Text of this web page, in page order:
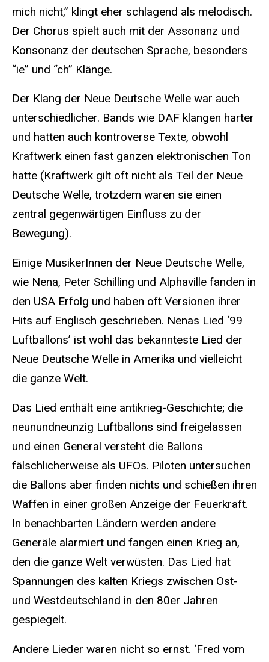
mich nicht,” klingt eher schlagend als melodisch.
Der Chorus spielt auch mit der Assonanz und
Konsonanz der deutschen Sprache, besonders
“ie” und “ch” Klänge.
Der Klang der Neue Deutsche Welle war auch
unterschiedlicher. Bands wie DAF klangen harter
und hatten auch kontroverse Texte, obwohl
Kraftwerk einen fast ganzen elektronischen Ton
hatte (Kraftwerk gilt oft nicht als Teil der Neue
Deutsche Welle, trotzdem waren sie einen
zentral gegenwärtigen Einfluss zu der
Bewegung).
Einige MusikerInnen der Neue Deutsche Welle,
wie Nena, Peter Schilling und Alphaville fanden in
den USA Erfolg und haben oft Versionen ihrer
Hits auf Englisch geschrieben. Nenas Lied ‘99
Luftballons’ ist wohl das bekannteste Lied der
Neue Deutsche Welle in Amerika und vielleicht
die ganze Welt.
Das Lied enthält eine antikrieg-Geschichte; die
neunundneunzig Luftballons sind freigelassen
und einen General versteht die Ballons
fälschlicherweise als UFOs. Piloten untersuchen
die Ballons aber finden nichts und schießen ihren
Waffen in einer großen Anzeige der Feuerkraft.
In benachbarten Ländern werden andere
Generäle alarmiert und fangen einen Krieg an,
den die ganze Welt verwüsten. Das Lied hat
Spannungen des kalten Kriegs zwischen Ost-
und Westdeutschland in den 80er Jahren
gespiegelt.
Andere Lieder waren nicht so ernst. ‘Fred vom